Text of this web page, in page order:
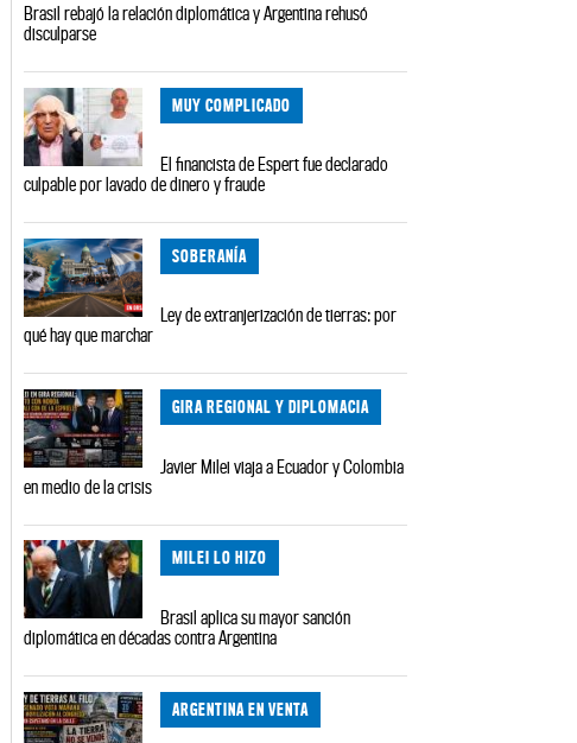
Brasil rebajó la relación diplomática y Argentina rehusó
disculparse
MUY COMPLICADO
El financista de Espert fue declarado
culpable por lavado de dinero y fraude
SOBERANÍA
Ley de extranjerización de tierras: por
qué hay que marchar
GIRA REGIONAL Y DIPLOMACIA
Javier Milei viaja a Ecuador y Colombia
en medio de la crisis
MILEI LO HIZO
Brasil aplica su mayor sanción
diplomática en décadas contra Argentina
ARGENTINA EN VENTA